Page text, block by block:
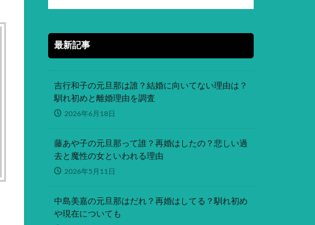
最新記事
吉行和子の元旦那は誰？結婚に向いてない理由は？
馴れ初めと離婚理由を調査
2026年6月18日
藤あや子の元旦那って誰？再婚はしたの？悲しい過
去と魔性の女といわれる理由
2026年5月11日
中島美嘉の元旦那はだれ？再婚はしてる？馴れ初め
や現在についても